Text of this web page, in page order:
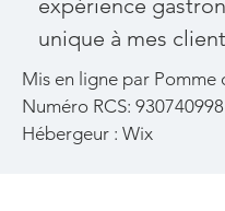
expérience
unique à mes
Mis en ligne par Pomme
Numéro RCS: 930740998
Hébergeur : Wix